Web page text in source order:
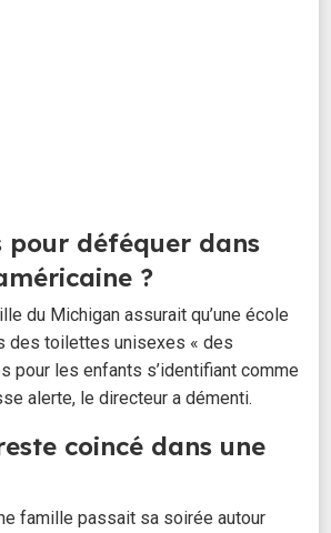
pour déféquer dans
?
du Michigan assurait qu’une école
des toilettes unisexes « des
pour les enfants s’identifiant comme
alerte, le directeur a démenti.
coincé dans une
famille passait sa soirée autour